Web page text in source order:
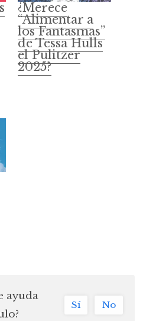
¿Merece
“Alimentar a
los Fantasmas”
de Tessa Hulls
el Pulitzer
2025?
ayuda
Sí No